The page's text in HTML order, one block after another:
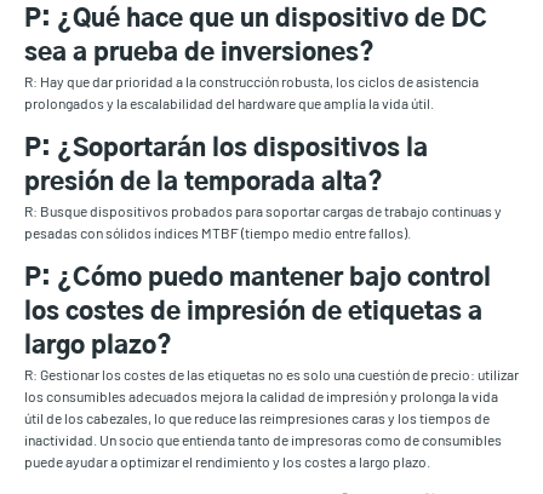
P: ¿Qué hace que un dispositivo de DC
sea a prueba de inversiones?
R: Hay que dar prioridad a la construcción robusta, los ciclos de asistencia
prolongados y la escalabilidad del hardware que amplía la vida útil.
P: ¿Soportarán los dispositivos la
presión de la temporada alta?
R: Busque dispositivos probados para soportar cargas de trabajo continuas y
pesadas con sólidos índices MTBF (tiempo medio entre fallos).
P: ¿Cómo puedo mantener bajo control
los costes de impresión de etiquetas a
largo plazo?
R: Gestionar los costes de las etiquetas no es solo una cuestión de precio: utilizar
los consumibles adecuados mejora la calidad de impresión y prolonga la vida
útil de los cabezales, lo que reduce las reimpresiones caras y los tiempos de
inactividad. Un socio que entienda tanto de impresoras como de consumibles
puede ayudar a optimizar el rendimiento y los costes a largo plazo.